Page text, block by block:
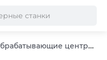
Фрезерные обрабатывающие центры с ЧПУ HEDELIUS